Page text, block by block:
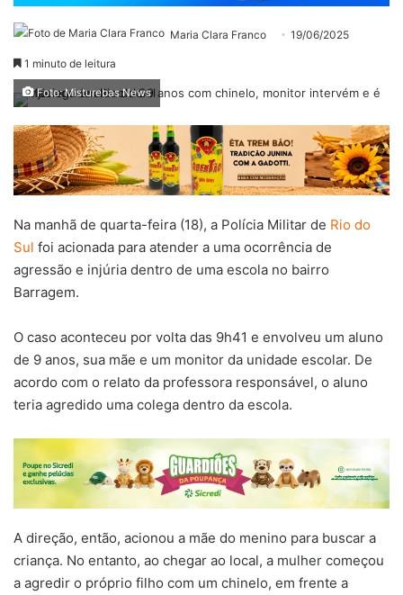
Maria Clara Franco 19/06/2025
1 minuto de leitura
Foto: Misturebas News
Na manhã de quarta-feira (18), a Polícia Militar de Rio do
Sul foi acionada para atender a uma ocorrência de
agressão e injúria dentro de uma escola no bairro
Barragem.
O caso aconteceu por volta das 9h41 e envolveu um aluno
de 9 anos, sua mãe e um monitor da unidade escolar. De
acordo com o relato da professora responsável, o aluno
teria agredido uma colega dentro da escola.
A direção, então, acionou a mãe do menino para buscar a
criança. No entanto, ao chegar ao local, a mulher começou
a agredir o próprio filho com um chinelo, em frente a